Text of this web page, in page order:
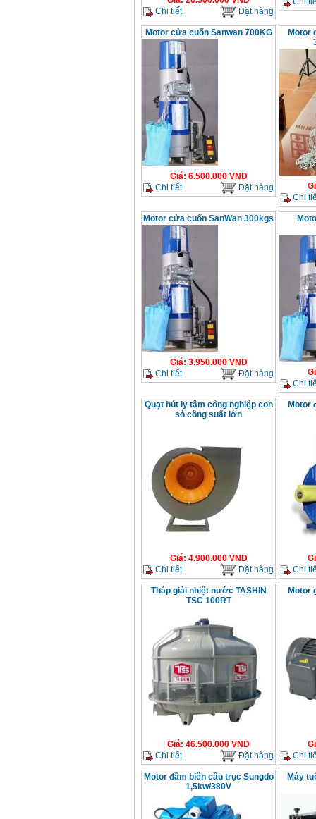
Chi tiết
Đặt hàng
Motor cửa cuốn Sanwan 700KG
Giá: 6.500.000VND
Chi tiết
Đặt hàng
Motor
Chi
Motor cửa cuốn SanWan 300kgs
Giá: 3.950.000VND
Chi tiết
Đặt hàng
Chi
Quạt hút ly tâm công nghiệp con
sò công suất lớn
Giá: 4.900.000VND
Chi tiết
Đặt hàng
Motor
Chi
Tháp giải nhiệt nước TASHIN
TSC 100RT
Giá: 46.500.000 VND
Chi tiết
Đặt hàng
Motor
Chi
Motor đầm biên cầu trục Sungdo
1,5kw/380V
Máy